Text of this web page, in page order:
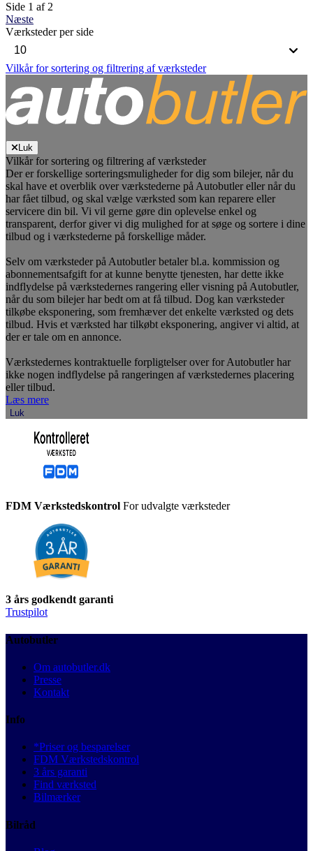
Side 1 af 2
Næste
Værksteder per side
Vilkår for sortering og filtrering af værksteder
Luk
Vilkår for sortering og filtrering af værksteder
Der er forskellige sorteringsmuligheder for dig som bilejer, når du
skal have et overblik over værkstederne på Autobutler eller når du
har fået tilbud, og skal vælge værksted som kan reparere eller
servicere din bil. Vi vil gerne gøre din oplevelse enkel og
transparent, derfor giver vi dig mulighed for at søge og sortere i dine
tilbud og i værkstederne på forskellige måder.
Selv om værksteder på Autobutler betaler bl.a. kommission og
abonnementsafgift for at kunne benytte tjenesten, har dette ikke
indflydelse på værkstedernes rangering eller visning på Autobutler,
når du som bilejer har bedt om at få tilbud. Dog kan værksteder
tilkøbe eksponering, som fremhæver det enkelte værksted og dets
tilbud. Hvis et værksted har tilkøbt eksponering, angiver vi altid, at
der er tale om en annonce.
Værkstedernes kontraktuelle forpligtelser over for Autobutler har
ikke nogen indflydelse på rangeringen af værkstedernes placering
eller tilbud.
Læs mere
Luk
FDM Værkstedskontrol For udvalgte værksteder
3 års godkendt garanti
Trustpilot
Autobutler
Om autobutler.dk
Presse
Kontakt
Info
*Priser og besparelser
FDM Værkstedskontrol
3 års garanti
Find værksted
Bilmærker
Bilråd